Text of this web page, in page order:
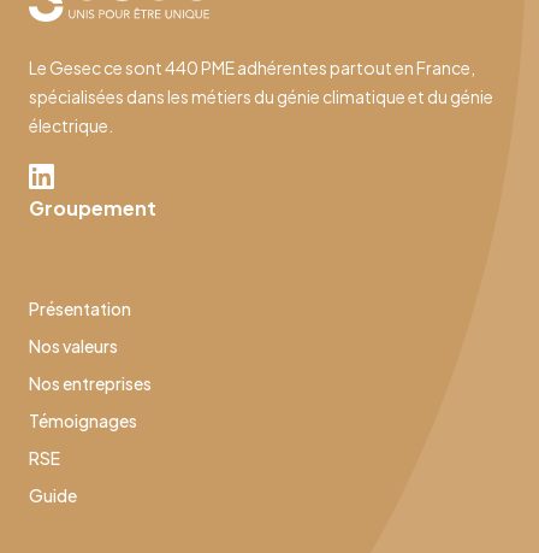
Le Gesec ce sont 440 PME adhérentes partout en France,
spécialisées dans les métiers du génie climatique et du génie
électrique.
Groupement
Présentation
Nos valeurs
Nos entreprises
Témoignages
RSE
Guide